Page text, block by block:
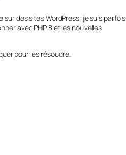
sur des sites WordPress, je suis parfois
avec PHP 8 et les nouvelles
pour les résoudre.